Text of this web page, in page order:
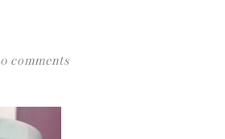
0 comments